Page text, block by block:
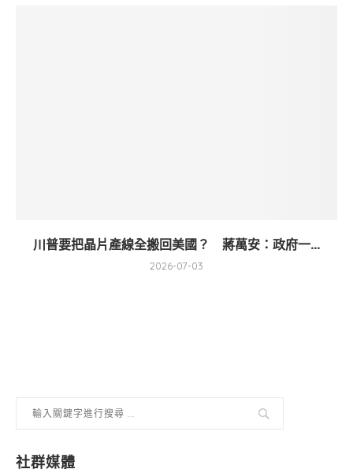
川普要把晶片產線全搬回美國？ 蔣萬安：政府一...
2026-07-03
社群媒體